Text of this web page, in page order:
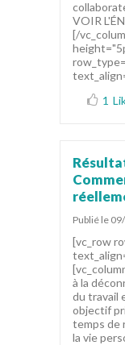
VOIR
[/
1
Publié le
[vc_row
à la
du travail
objectif
temps de
la vie